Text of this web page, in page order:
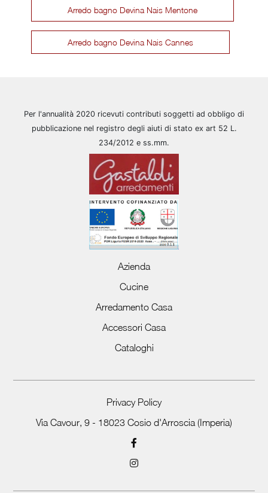
Arredo bagno Devina Nais Mentone
Arredo bagno Devina Nais Cannes
Per l'annualità 2020 ricevuti contributi soggetti ad obbligo di
pubblicazione nel registro degli aiuti di stato ex art 52 L.
234/2012 e ss.mm.
Azienda
Cucine
Arredamento Casa
Accessori Casa
Cataloghi
Privacy Policy
Via Cavour, 9 - 18023 Cosio d'Arroscia (Imperia)